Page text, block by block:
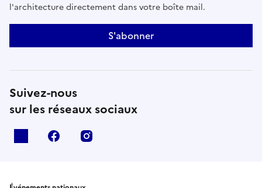
l'architecture directement dans votre boîte mail.
S'abonner
Suivez-nous
sur les réseaux sociaux
facebook